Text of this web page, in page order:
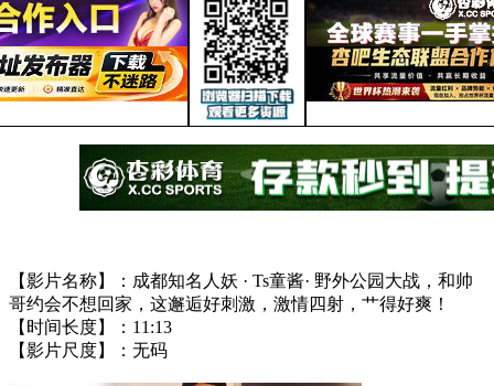
【影片名称】：成都知名人妖 · Ts童酱· 野外公园大战，和帅
哥约会不想回家，这邂逅好刺激，激情四射，艹得好爽！
【时间长度】：11:13
【影片尺度】：无码